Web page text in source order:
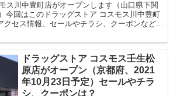
ス川中豊町店がオープンします（山口県下関
今回はこのドラッグストア コスモス川中豊町
クセス情報、セールやチラシ、クーポンなどの
ドラッグストア コスモス壬生松
原店がオープン（京都府、2021
年10月23日予定）セールやチラ
シ、クーポンは？